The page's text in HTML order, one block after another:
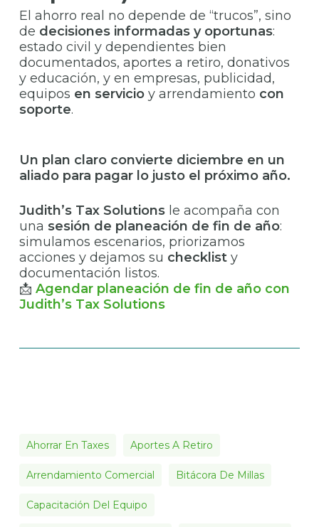
El ahorro real no depende de “trucos”, sino
de decisiones informadas y oportunas:
estado civil y dependientes bien
documentados, aportes a retiro, donativos
y educación, y en empresas, publicidad,
equipos en servicioy arrendamiento con
soporte.
Un plan claro convierte diciembre en un
aliado para pagar lo justo el próximo año.
Judith’s Tax Solutionsle acompaña con
una sesión de planeación de fin de año:
simulamos escenarios, priorizamos
acciones y dejamos su checklisty
documentación listos.
📩 Agendar planeación de fin de año con
Judith’s Tax Solutions
Ahorrar En Taxes Aportes A Retiro
Arrendamiento Comercial Bitácora De Millas
Capacitación Del Equipo